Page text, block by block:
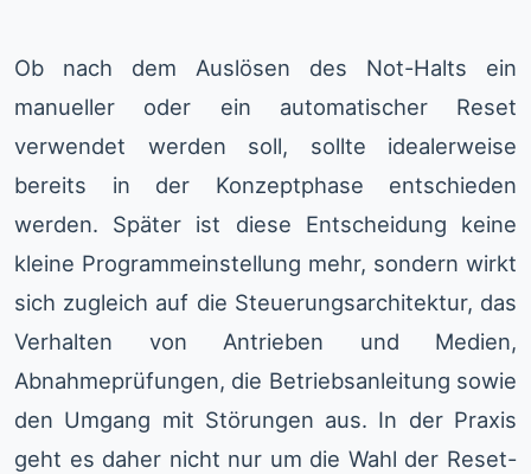
Ob nach dem Auslösen des Not-Halts ein
manueller oder ein automatischer Reset
verwendet werden soll, sollte idealerweise
bereits in der Konzeptphase entschieden
werden. Später ist diese Entscheidung keine
kleine Programmeinstellung mehr, sondern wirkt
sich zugleich auf die Steuerungsarchitektur, das
Verhalten von Antrieben und Medien,
Abnahmeprüfungen, die Betriebsanleitung sowie
den Umgang mit Störungen aus. In der Praxis
geht es daher nicht nur um die Wahl der Reset-